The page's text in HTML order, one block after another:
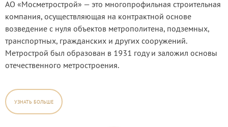
АО «Мосметрострой» — это многопрофильная строительная
компания, осуществляющая на контрактной основе
возведение с нуля объектов метрополитена, подземных,
транспортных, гражданских и других сооружений.
Метрострой был образован в 1931 году и заложил основы
отечественного метростроения.
УЗНАТЬ БОЛЬШЕ